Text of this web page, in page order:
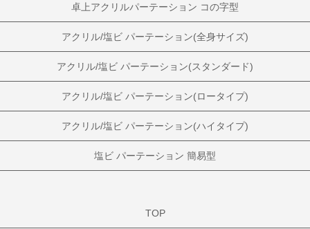
卓上アクリルパーテーション コの字型
アクリル/塩ビ パーテーション(全身サイズ)
アクリル/塩ビ パーテーション(スタンダード)
アクリル/塩ビ パーテーション(ロータイプ)
アクリル/塩ビ パーテーション(ハイタイプ)
塩ビ パーテーション 簡易型
TOP